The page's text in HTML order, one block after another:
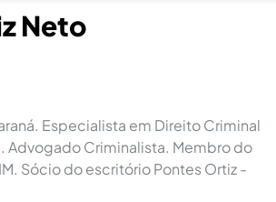
Neto
Especialista em Direito Criminal
Advogado Criminalista. Membro do
Sócio do escritório Pontes Ortiz -